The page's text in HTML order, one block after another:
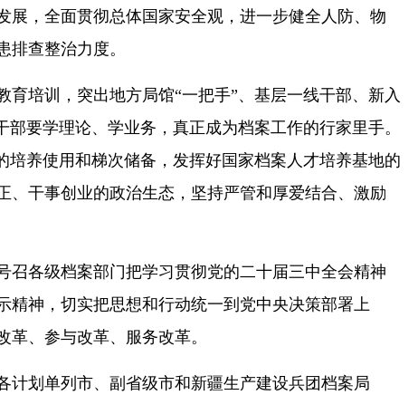
，全面贯彻总体国家安全观，进一步健全人防、物
查整治力度。
培训，突出地方局馆“一把手”、基层一线干部、新入
要学理论、学业务，真正成为档案工作的行家里手。
养使用和梯次储备，发挥好国家档案人才培养基地的
干事创业的政治生态，坚持严管和厚爱结合、激励
召各级档案部门把学习贯彻党的二十届三中全会精神
精神，切实把思想和行动统一到党中央决策部署上
、参与改革、服务改革。
计划单列市、副省级市和新疆生产建设兵团档案局